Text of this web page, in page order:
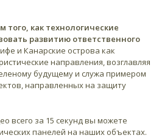
того, как технологические
развитию ответственного
и Канарские острова как
направления, возглавляя
будущему и служа примером
направленных на защиту
всего за 15 секунд вы можете
панелей на наших объектах.